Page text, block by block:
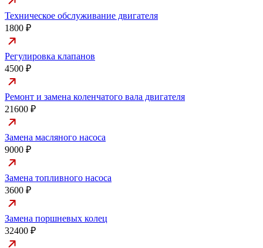
Техническое обслуживание двигателя
1800 ₽
Регулировка клапанов
4500 ₽
Ремонт и замена коленчатого вала двигателя
21600 ₽
Замена масляного насоса
9000 ₽
Замена топливного насоса
3600 ₽
Замена поршневых колец
32400 ₽